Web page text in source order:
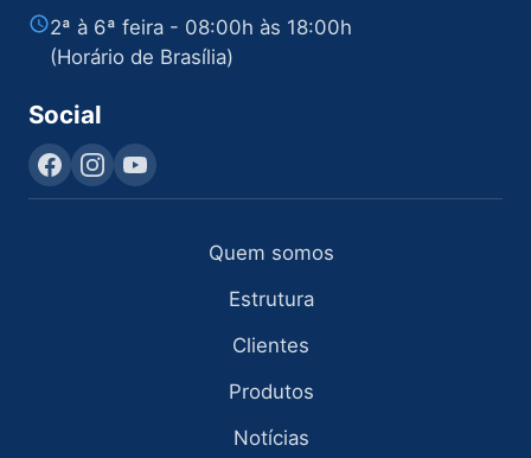
2ª à 6ª feira - 08:00h às 18:00h
(Horário de Brasília)
Social
Quem somos
Estrutura
Clientes
Produtos
Notícias